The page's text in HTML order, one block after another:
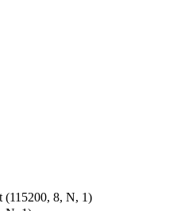
(115200, 8, N, 1)